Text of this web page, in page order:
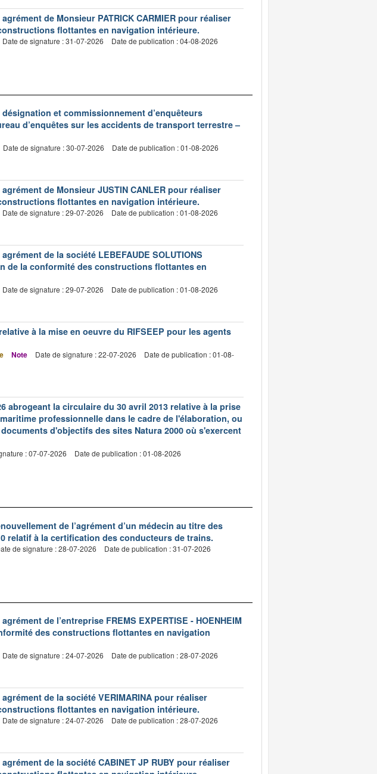
de Monsieur PATRICK CARMIER pour réaliser
flottantes en navigation intérieure.
Date de signature : 31-07-2026 Date de publication : 04-08-2026
et commissionnement d’enquêteurs
d’enquêtes sur les accidents de transport terrestre –
Date de signature : 30-07-2026 Date de publication : 01-08-2026
de Monsieur JUSTIN CANLER pour réaliser
flottantes en navigation intérieure.
Date de signature : 29-07-2026 Date de publication : 01-08-2026
de la société LEBEFAUDE SOLUTIONS
de la conformité des constructions flottantes en
Date de signature : 29-07-2026 Date de publication : 01-08-2026
à la mise en oeuvre du RIFSEEP pour les agents
Note Date de signature : 22-07-2026
Date de publication : 01-08-
abrogeant la circulaire du 30 avril 2013 relative à la prise
professionnelle dans le cadre de l'élaboration, ou
d'objectifs des sites Natura 2000 où s'exercent
: 07-07-2026 Date de publication : 01-08-2026
de l’agrément d’un médecin au titre des
relatif à la certification des conducteurs de trains.
de signature : 28-07-2026 Date de publication : 31-07-2026
de l’entreprise FREMS EXPERTISE - HOENHEIM
des constructions flottantes en navigation
Date de signature : 24-07-2026 Date de publication : 28-07-2026
de la société VERIMARINA pour réaliser
flottantes en navigation intérieure.
Date de signature : 24-07-2026 Date de publication : 28-07-2026
de la société CABINET JP RUBY pour réaliser